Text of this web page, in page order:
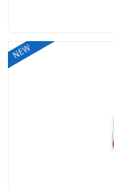
る
る
NEW